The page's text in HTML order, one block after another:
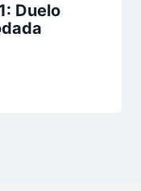
Duelo